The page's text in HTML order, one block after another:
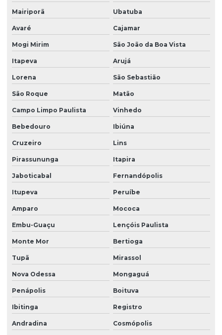
Laudo spda e aterramento
Laudo spda periodicidade
Laudo técnico instalações elétricas
Laudo técnico ltcat
Laudo técnico de periculosidade
Laudo técnico spda
Laudo de vistoria de vizinhança
Laudo de vizinhança cautelar
Laudos de segurança do trabalho para o esocial
Ltcat empresa
Ltcat insalubridade
Ltcat insalubridade e periculosidade
Ltcat laudo
Ltcat para mei
Ltcat para periculosidade
Mairiporã Ubatuba
Avaré Cajamar
Mogi Mirim São João da Boa Vista
Itapeva Arujá
Lorena São Sebastião
São Roque Matão
Campo Limpo Paulista Vinhedo
Bebedouro Ibiúna
Cruzeiro Lins
Pirassununga Itapira
Jaboticabal Fernandópolis
Itupeva Peruíbe
Amparo Mococa
Embu-Guaçu Lençóis Paulista
Monte Mor Bertioga
Tupã Mirassol
Nova Odessa Mongaguá
Penápolis Boituva
Ibitinga Registro
Andradina Cosmópolis